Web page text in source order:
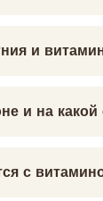
и
и на какой
с